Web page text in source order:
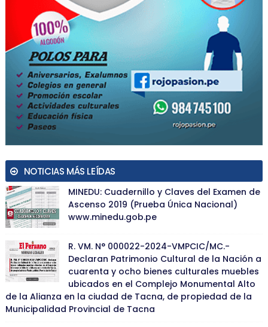
NOTICIAS MÁS LEÍDAS
MINEDU: Cuadernillo y Claves del Examen de
Ascenso 2019 (Prueba Única Nacional)
www.minedu.gob.pe
R. VM. N° 000022-2024-VMPCIC/MC.-
Declaran Patrimonio Cultural de la Nación a
cuarenta y ocho bienes culturales muebles
ubicados en el Complejo Monumental Alto
de la Alianza en la ciudad de Tacna, de propiedad de la
Municipalidad Provincial de Tacna